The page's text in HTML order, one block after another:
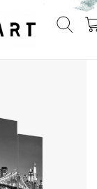
II , 5 luik